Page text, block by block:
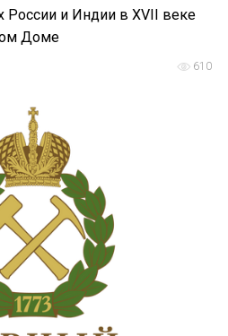
России и Индии в XVII веке
Доме
610